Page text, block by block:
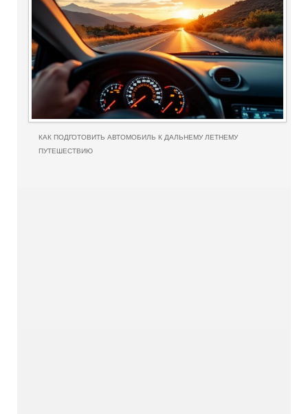
КАК ПОДГОТОВИТЬ АВТОМОБИЛЬ К ДАЛЬНЕМУ ЛЕТНЕМУ
ПУТЕШЕСТВИЮ